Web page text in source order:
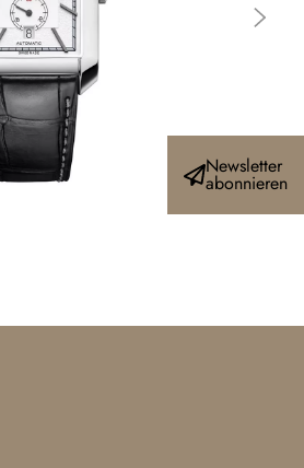
Newsletter
abonnieren